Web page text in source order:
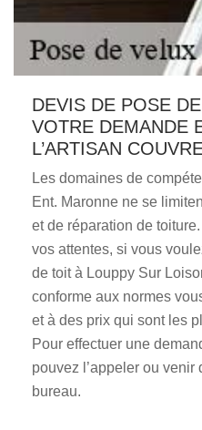
DEVIS DE POSE
VOTRE DEMANDE
L’ARTISAN
Les domaines de
Ent. Maronne ne se
et de réparation de
vos attentes, si vous
de toit à Louppy Sur
conforme aux normes
et à des prix qui sont les
Pour effectuer une
pouvez l’appeler ou
bureau.